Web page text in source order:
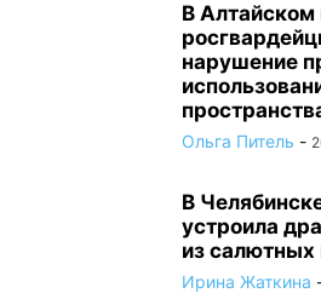
В Алтайском
нарушение
Ольга Питель -
В
устроила
из салютных
Ирина Жаткина